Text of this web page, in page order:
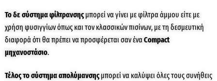
Το δε σύστημα φίλτρανσηςμπορεί να γίνει με φίλτρα άμμου είτε με
χρήση φυσιγγίων όπως και τον κλασσικών πισίνων, με τη δεσμευτική
διαφορά ότι θα πρέπει να προσφέρεται σαν έναCompact
μηχανοστάσιο.
Τέλος το σύστημα απολύμανσηςμπορεί να καλύψει όλες τους συνήθεις